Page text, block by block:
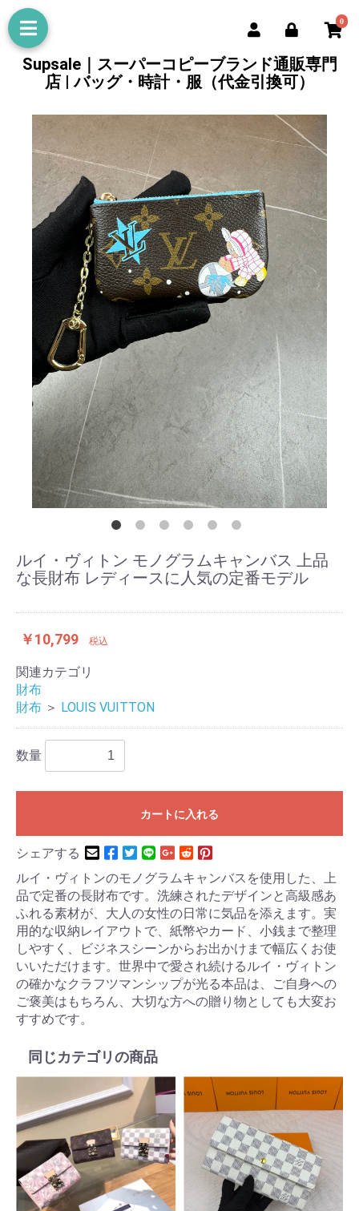
0
Supsale｜スーパーコピーブランド通販専門
店 | バッグ・時計・服（代金引換可）
ルイ・ヴィトン モノグラムキャンバス 上品
な長財布 レディースに人気の定番モデル
￥10,799 税込
関連カテゴリ
財布
財布 ＞ LOUIS VUITTON
数量
カートに入れる
シェアする
ルイ・ヴィトンのモノグラムキャンバスを使用した、上
品で定番の長財布です。洗練されたデザインと高級感あ
ふれる素材が、大人の女性の日常に気品を添えます。実
用的な収納レイアウトで、紙幣やカード、小銭まで整理
しやすく、ビジネスシーンからお出かけまで幅広くお使
いいただけます。世界中で愛され続けるルイ・ヴィトン
の確かなクラフツマンシップが光る本品は、ご自身への
ご褒美はもちろん、大切な方への贈り物としても大変お
すすめです。
同じカテゴリの商品